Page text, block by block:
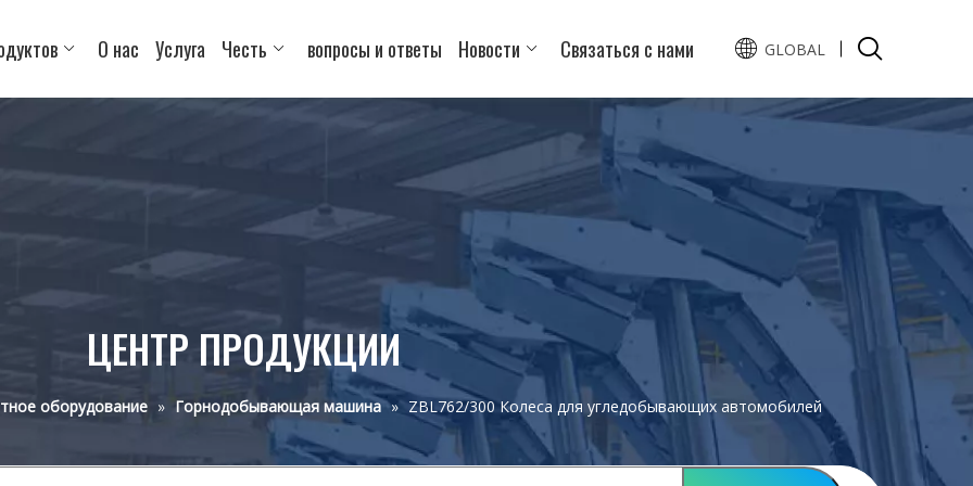
О нас Услуга Честь вопросы и ответы Новости Связаться с нами GLOBAL
Español
ЦЕНТР ПРОДУКЦИИ
оборудование » Горнодобывающая машина » ZBL762/300 Колеса для угледобывающих автомобилей